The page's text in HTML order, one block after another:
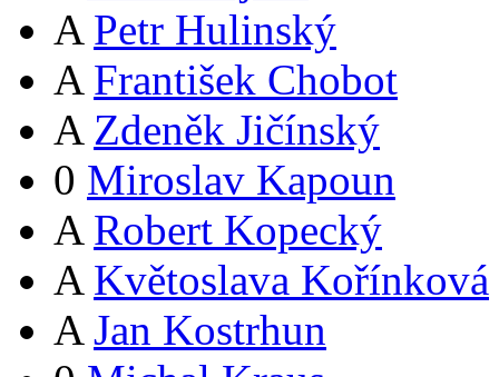
A Petr Hulinský
A František Chobot
A Zdeněk Jičínský
0 Miroslav Kapoun
A Robert Kopecký
A Květoslava Kořínková
A Jan Kostrhun